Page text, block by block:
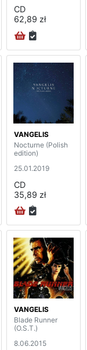
CD
62,89 zł
VANGELIS
Nocturne (Polish
edition)
25.01.2019
CD
35,89 zł
VANGELIS
Blade Runner
(O.S.T.)
8.06.2015